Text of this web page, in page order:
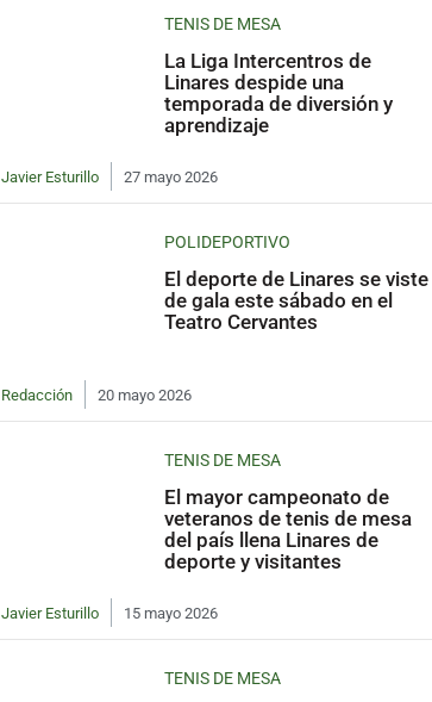
TENIS DE MESA
La Liga Intercentros de
Linares despide una
temporada de diversión y
aprendizaje
Javier Esturillo 27 mayo 2026
POLIDEPORTIVO
El deporte de Linares se viste
de gala este sábado en el
Teatro Cervantes
Redacción 20 mayo 2026
TENIS DE MESA
El mayor campeonato de
veteranos de tenis de mesa
del país llena Linares de
deporte y visitantes
Javier Esturillo 15 mayo 2026
TENIS DE MESA